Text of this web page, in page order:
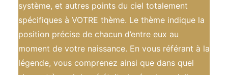
système, et autres points du ciel totalement
spécifiques à VOTRE thème. Le thème indique la
position précise de chacun d’entre eux au
moment de votre naissance. En vous référant à la
légende, vous comprenez ainsi que dans quel